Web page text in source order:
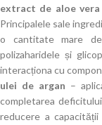
extract de aloe vera
Principalele sale
o cantitate mare
polizaharidele și
interacționa cu
ulei de argan –
completarea
reducere a